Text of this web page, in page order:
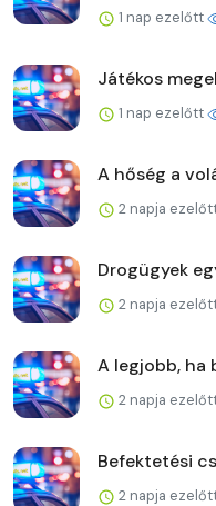
1 nap ezelőtt
Játékos
1 nap ezelőtt
A hőség a
2 napja
Drogügyek
2 napja
A legjobb, ha
2 napja
Befektetési
2 napja